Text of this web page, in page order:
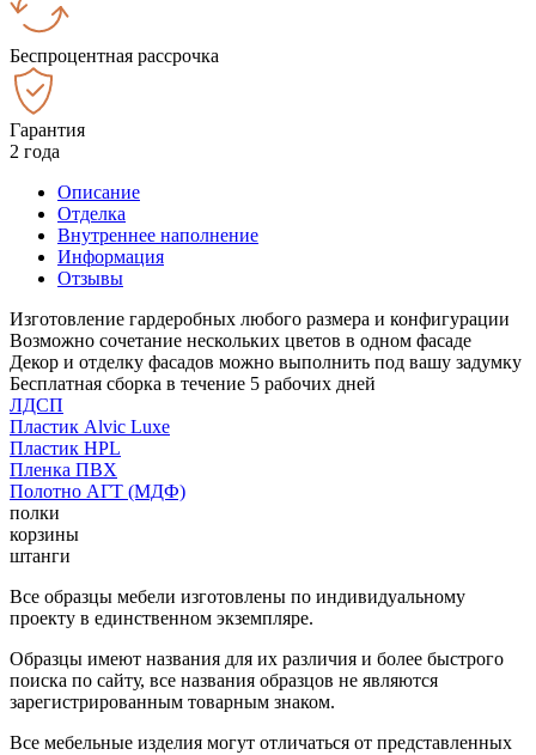
Беспроцентная рассрочка
Гарантия
2 года
Описание
Отделка
Внутреннее наполнение
Информация
Отзывы
Изготовление гардеробных любого размера и конфигурации
Возможно сочетание нескольких цветов в одном фасаде
Декор и отделку фасадов можно выполнить под вашу задумку
Бесплатная сборка в течение 5 рабочих дней
ЛДСП
Пластик Alvic Luxe
Пластик HPL
Пленка ПВХ
Полотно АГТ (МДФ)
полки
корзины
штанги
Все образцы мебели изготовлены по индивидуальному
проекту в единственном экземпляре.
Образцы имеют названия для их различия и более быстрого
поиска по сайту, все названия образцов не являются
зарегистрированным товарным знаком.
Все мебельные изделия могут отличаться от представленных